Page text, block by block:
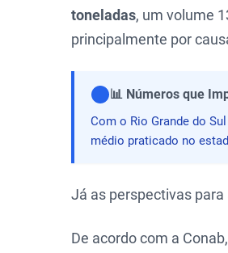
toneladas, um volume
principalmente por
📊 Números que
Com o Rio Grande do
médio praticado no
Já as perspectivas para
De acordo com a